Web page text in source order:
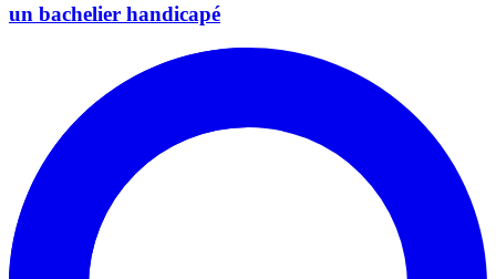
un bachelier handicapé